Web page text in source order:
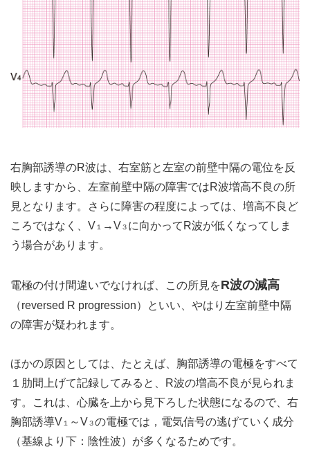
右胸部誘導のR波は、右室筋と左室の前壁中隔の電位を反
映しますから、左室前壁中隔の障害ではR波増高不良の所
見となります。さらに障害の程度によっては、増高不良ど
ころではなく、V１ →V３ に向かってR波が低くなってしま
う場合があります。
電極の付け間違いでなければ、この所見をR波の減高
（reversed R progression）といい、やはり左室前壁中隔
の障害が疑われます。
ほかの原因としては、たとえば、胸部誘導の電極をすべて
１肋間上げて記録してみると、R波の増高不良が見られま
す。これは、心臓を上から見下ろした状態になるので、右
胸部誘導V１ ～V３の電極では，電気信号の逃げていく成分
（基線より下：陰性波）が多くなるためです。